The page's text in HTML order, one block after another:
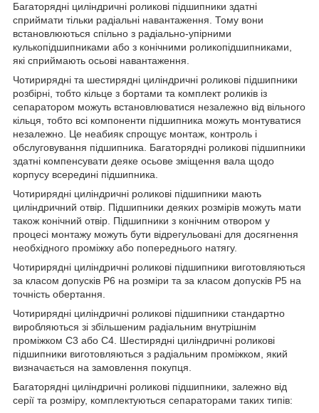
Багаторядні циліндричні роликові підшипники здатні
сприймати тільки радіальні навантаження. Тому вони
встановлюються спільно з радіально-упірними
кулькопідшипниками або з конічними роликопідшипниками,
які сприймають осьові навантаження.
Чотирирядні та шестирядні циліндричні роликові підшипники
розбірні, тобто кільце з бортами та комплект роликів із
сепаратором можуть встановлюватися незалежно від вільного
кільця, тобто всі компоненти підшипника можуть монтуватися
незалежно. Це неабияк спрощує монтаж, контроль і
обслуговування підшипника. Багаторядні роликові підшипники
здатні компенсувати деяке осьове зміщення вала щодо
корпусу всередині підшипника.
Чотирирядні циліндричні роликові підшипники мають
циліндричний отвір. Підшипники деяких розмірів можуть мати
також конічний отвір. Підшипники з конічним отвором у
процесі монтажу можуть бути відрегульовані для досягнення
необхідного проміжку або попереднього натягу.
Чотирирядні циліндричні роликові підшипники виготовляються
за класом допусків P6 на розміри та за класом допусків P5 на
точність обертання.
Чотирирядні циліндричні роликові підшипники стандартно
виробляються зі збільшеним радіальним внутрішнім
проміжком C3 або C4. Шестирядні циліндричні роликові
підшипники виготовляються з радіальним проміжком, який
визначається на замовлення покупця.
Багаторядні циліндричні роликові підшипники, залежно від
серії та розміру, комплектуються сепараторами таких типів: